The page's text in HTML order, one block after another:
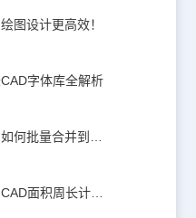
图设计更高效！
字体库全解析
CAD怎么计算面积和周长？CAD面积周长计算全攻略